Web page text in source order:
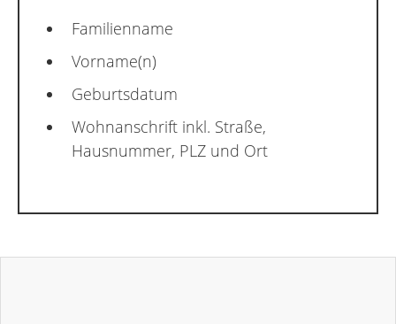
Familienname
Vorname(n)
Geburtsdatum
Wohnanschrift inkl. Straße,
Hausnummer, PLZ und Ort